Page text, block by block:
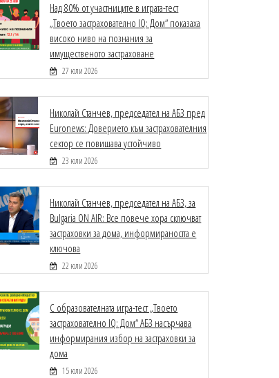
Над 80% от участниците в играта-тест
„Твоето застрахователно IQ: Дом“ показаха
високо ниво на познания за
имущественото застраховане
27 юли 2026
Николай Станчев, председател на АБЗ пред
Euronews: Доверието към застрахователния
сектор се повишава устойчиво
23 юли 2026
Николай Станчев, председател на АБЗ, за
Bulgaria ON AIR: Все повече хора сключват
застраховки за дома, информираността е
ключова
22 юли 2026
С образователната игра-тест „Твоето
застрахователно IQ: Дом“ АБЗ насърчава
информирания избор на застраховки за
дома
15 юли 2026